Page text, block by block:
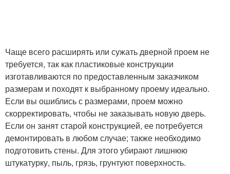
Чаще всего расширять или сужать дверной проем не
требуется, так как пластиковые конструкции
изготавливаются по предоставленным заказчиком
размерам и походят к выбранному проему идеально.
Если вы ошиблись с размерами, проем можно
скорректировать, чтобы не заказывать новую дверь.
Если он занят старой конструкцией, ее потребуется
демонтировать в любом случае; также необходимо
подготовить стены. Для этого убирают лишнюю
штукатурку, пыль, грязь, грунтуют поверхность.